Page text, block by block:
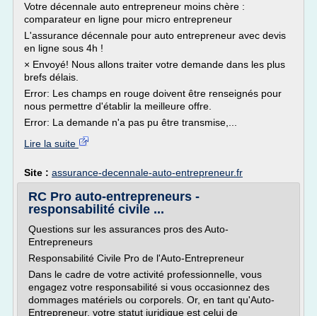
Votre décennale auto entrepreneur moins chère :
comparateur en ligne pour micro entrepreneur
L'assurance décennale pour auto entrepreneur avec devis
en ligne sous 4h !
× Envoyé! Nous allons traiter votre demande dans les plus
brefs délais.
Error: Les champs en rouge doivent être renseignés pour
nous permettre d'établir la meilleure offre.
Error: La demande n'a pas pu être transmise,...
Lire la suite
Site : assurance-decennale-auto-entrepreneur.fr
RC Pro auto-entrepreneurs -
responsabilité civile ...
Questions sur les assurances pros des Auto-
Entrepreneurs
Responsabilité Civile Pro de l'Auto-Entrepreneur
Dans le cadre de votre activité professionnelle, vous
engagez votre responsabilité si vous occasionnez des
dommages matériels ou corporels. Or, en tant qu'Auto-
Entrepreneur, votre statut juridique est celui de